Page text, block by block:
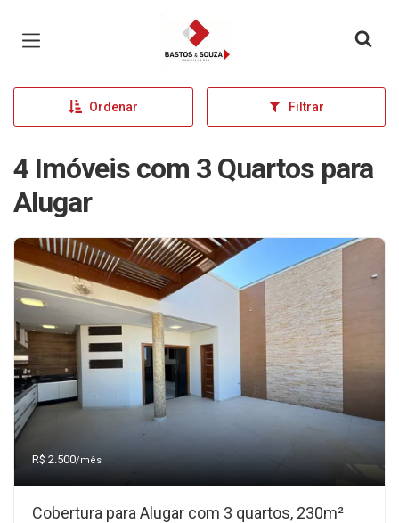
Página inicial
Ordenar Filtrar
4 Imóveis com 3 Quartos para
Alugar
R$ 2.500/mês
Cobertura para Alugar com 3 quartos, 230m²